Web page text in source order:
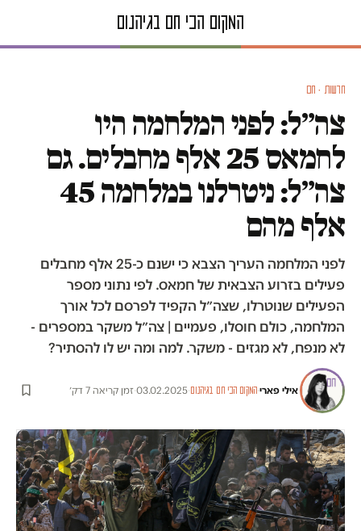
חדשות · חם
צה״ל: לפני המלחמה היו
לחמאס 25 אלף מחבלים. גם
צה״ל: ניטרלנו במלחמה 45
אלף מהם
לפני המלחמה העריך הצבא כי ישנם כ-25 אלף מחבלים
פעילים בזרוע הצבאית של חמאס. לפי נתוני מספר
הפעילים שנוטרלו, שצה״ל הקפיד לפרסם לכל אורך
המלחמה, כולם חוסלו, פעמיים | צה״ל משקר במספרים -
לא מנפח, לא מגזים - משקר. למה ומה יש לו להסתיר?
אילי פארי·המקום הכי חם בגיהנום·
03.02.2025
·זמן קריאה 7 דק׳